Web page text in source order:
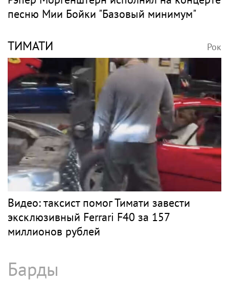
песню Мии Бойки "Базовый минимум"
ТИМАТИ Рок
Видео: таксист помог Тимати завести
эксклюзивный Ferrari F40 за 157
миллионов рублей
Барды